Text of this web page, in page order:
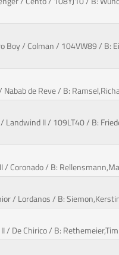
Boy / Colman / 104VW89 / B:
de Reve / B:
Landwind II / 109LT40 / B:
Coronado / B:
/ Lordanos / B:
De Chirico / B: